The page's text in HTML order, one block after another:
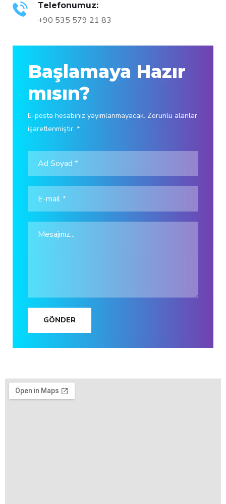
Telefonumuz:
+90 535 579 21 83
Başlamaya Hazır
mısın?
E-posta hesabınız yayımlanmayacak. Zorunlu alanlar
işaretlenmiştir. *
GÖNDER